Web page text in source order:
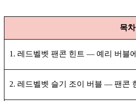
목차
1. 레드벨벳 팬콘 힌트 — 예리 버블
2. 레드벨벳 슬기 조이 버블 — 팬콘